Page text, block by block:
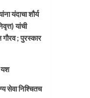
यंदाचा शौर्य
यांची
; पुरस्कार
यश
सेवा निश्चितच